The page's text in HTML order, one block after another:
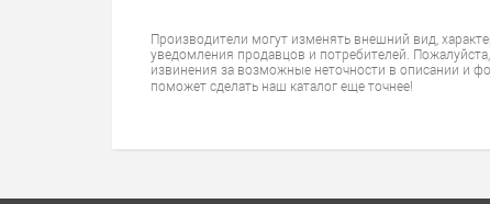
Производители могут изменять внешний вид,
уведомления продавцов и потребителей.
извинения за возможные неточности в описании и
поможет сделать наш каталог еще точнее!